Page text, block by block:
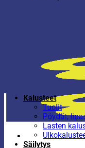
Kalusteet
Tuolit
Pöydät,
Lasten
Säilytys